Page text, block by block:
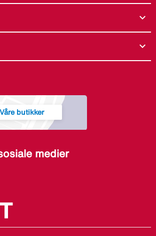
expand_more
expand_more
Våre butikker
medier